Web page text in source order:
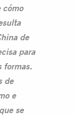
cómo
de
para
formas.
de
e
se